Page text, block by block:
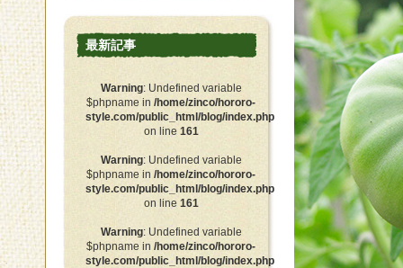
最新記事
Warning: Undefined variable
$phpname in /home/zinco/hororo-
style.com/public_html/blog/index.php
on line 161
Warning: Undefined variable
$phpname in /home/zinco/hororo-
style.com/public_html/blog/index.php
on line 161
Warning: Undefined variable
$phpname in /home/zinco/hororo-
style.com/public_html/blog/index.php